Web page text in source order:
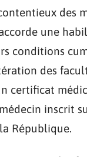
des
une
conditions
des
certificat
inscrit
République.